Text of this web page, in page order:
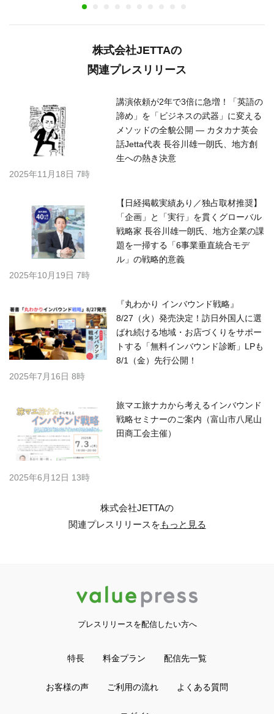
株式会社JETTAの
関連プレスリリース
講演依頼が2年で3倍に急増！「英語の
諦め」を「ビジネスの武器」に変える
メソッドの全貌公開 — カタカナ英会
話Jetta代表 長谷川雄一朗氏、地方創
生への熱き決意
2025年11月18日 7時
【日経掲載実績あり／独占取材推奨】
「企画」と「実行」を貫くグローバル
戦略家 長谷川雄一朗氏、地方企業の課
題を一掃する「6事業垂直統合モデ
ル」の戦略的意義
2025年10月19日 7時
『丸わかり インバウンド戦略』
8/27（火）発売決定！訪日外国人に選
ばれ続ける地域・お店づくりをサポー
トする「無料インバウンド診断」LPも
8/1（金）先行公開！
2025年7月16日 8時
旅マエ旅ナカから考えるインバウンド
戦略セミナーのご案内（富山市八尾山
田商工会主催）
2025年6月12日 13時
株式会社JETTAの
関連プレスリリースをもっと見る
プレスリリースを配信したい方へ
特長 料金プラン 配信先一覧
お客様の声 ご利用の流れ よくある質問